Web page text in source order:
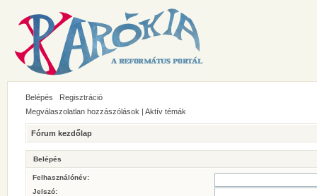
Belépés
Regisztráció
Megválaszolatlan hozzászólások | Aktív témák
Fórum kezdőlap
Belépés
Felhasználónév:
Jelszó: